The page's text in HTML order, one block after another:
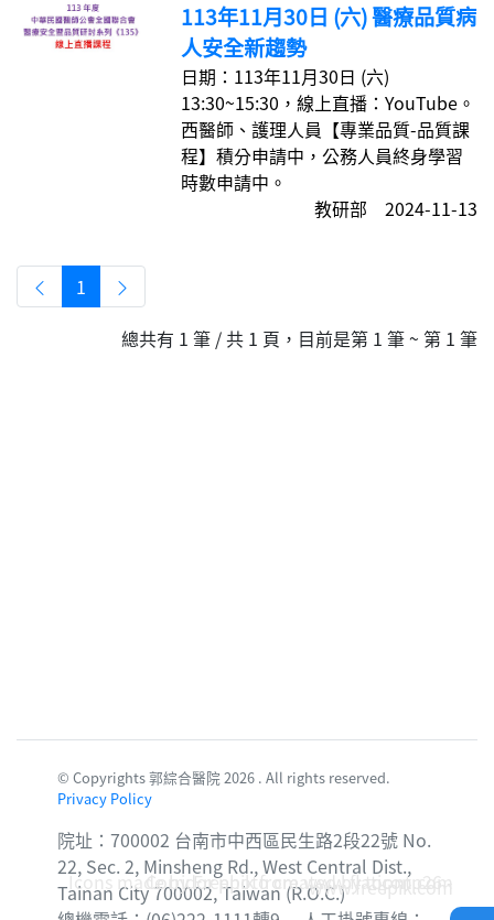
113年11月30日 (六) 醫療品質病
人安全新趨勢
日期：113年11月30日 (六)
13:30~15:30，線上直播：YouTube。
西醫師、護理人員【專業品質-品質課
程】積分申請中，公務人員終身學習
時數申請中。
教研部 2024-11-13
1
總共有 1 筆 / 共 1 頁，目前是第 1 筆 ~ 第 1 筆
© Copyrights 郭綜合醫院 2026 . All rights reserved.
Privacy Policy
院址：700002 台南市中西區民生路2段22號 No.
22, Sec. 2, Minsheng Rd., West Central Dist.,
Tainan City 700002, Taiwan (R.O.C.)
Icons made byFreepikfromwww.flaticon.com
Corridor photo created by topntp26 -
www.freepik.com